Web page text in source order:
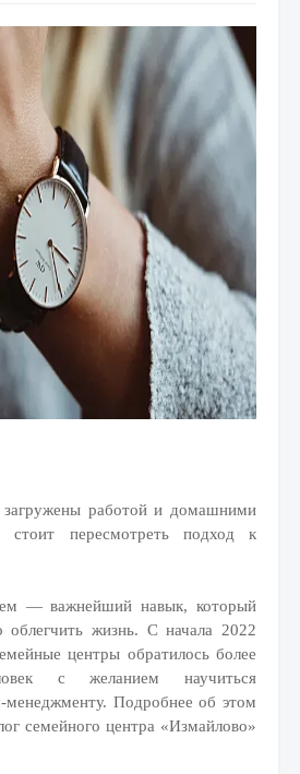
работой и домашними
стоит пересмотреть подход к
— важнейший навык, который
облегчить жизнь. С начала 2022
центры обратилось более
с желанием научиться
менеджменту. Подробнее об этом
семейного центра «Измайлово»